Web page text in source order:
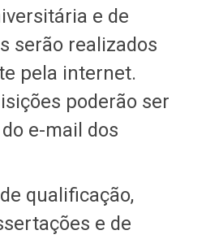
e de
serão realizados
pela internet.
poderão ser
e-mail dos
qualificação,
e de